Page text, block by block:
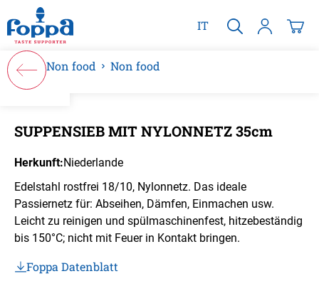
springen
IT
Non food Non food
SUPPENSIEB MIT NYLONNETZ 35cm
Herkunft:Niederlande
Edelstahl rostfrei 18/10, Nylonnetz. Das ideale
Passiernetz für: Abseihen, Dämfen, Einmachen usw.
Leicht zu reinigen und spülmaschinenfest, hitzebeständig
bis 150°C; nicht mit Feuer in Kontakt bringen.
Foppa Datenblatt